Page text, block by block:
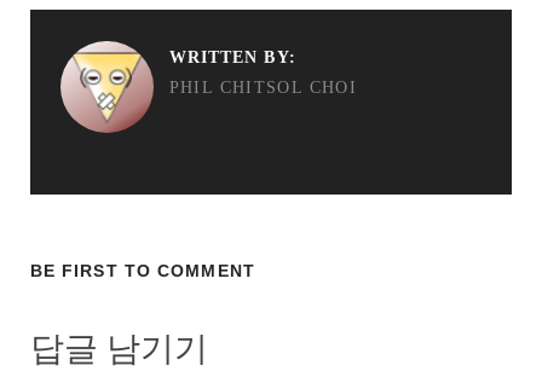
WRITTEN BY:
PHIL CHITSOL CHOI
BE FIRST TO COMMENT
답글 남기기